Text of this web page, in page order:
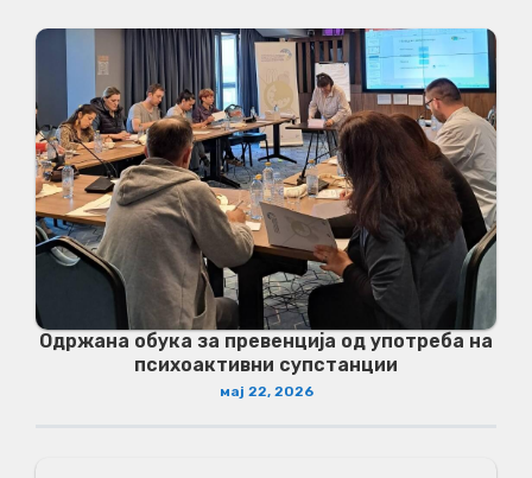
Одржана обука за превенција од употреба на
психоактивни супстанции
мај 22, 2026